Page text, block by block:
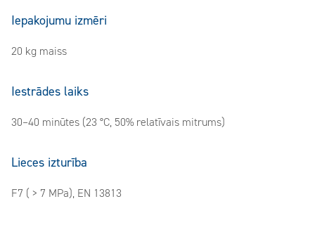
Iepakojumu izmēri
20 kg maiss
Iestrādes laiks
30–40 minūtes (23 °C, 50% relatīvais mitrums)
Lieces izturība
F7 ( > 7 MPa), EN 13813